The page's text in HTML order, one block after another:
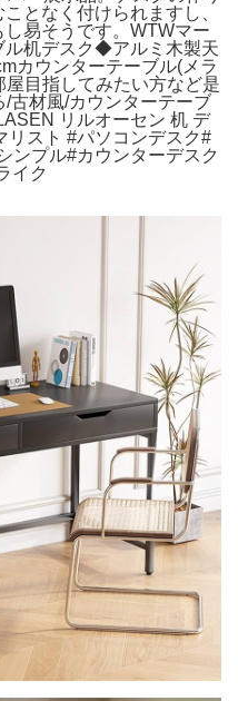
となく付けられますし、
易そうです。WTWマー
机デスク◆アルミ木製天
カウンターテーブル(メラ
屋目指してみたい方など是
材風/カウンターテーブ
リルオーセン 机 デ
リスト #パソコンデスク#
ンプル#カウンターデスク
イク